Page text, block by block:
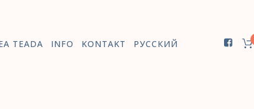
TEADA INFO KONTAKT РУССКИЙ